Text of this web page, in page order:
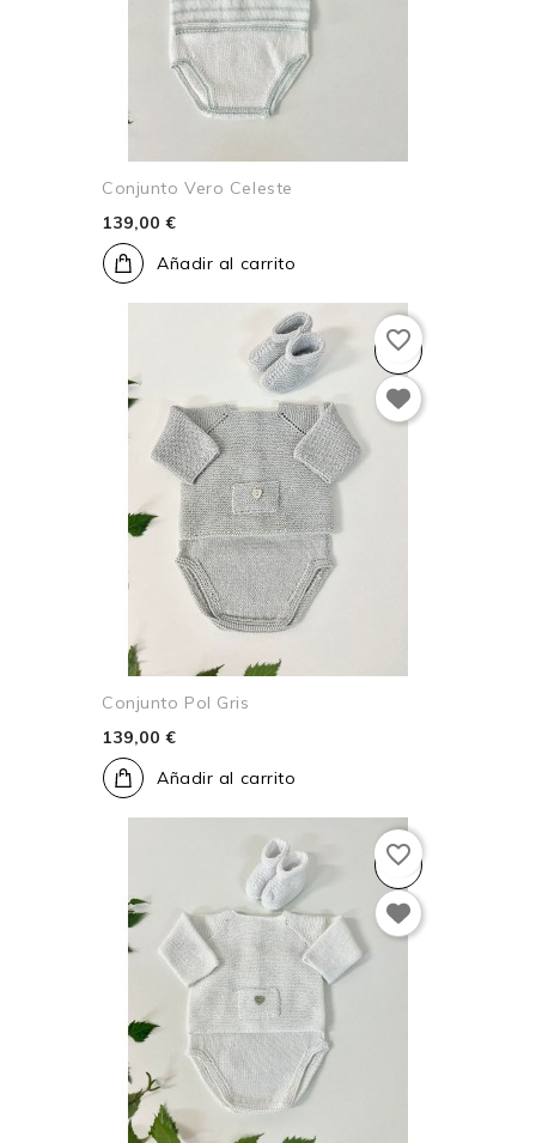
Conjunto Vero Celeste
139,00 €
Añadir al carrito
Conjunto Pol Gris
139,00 €
Añadir al carrito
favorite_border
favorite_border